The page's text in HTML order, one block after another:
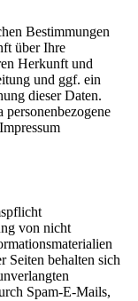
Bestimmungen
über Ihre
Herkunft und
und ggf. ein
dieser Daten.
von nicht
Seiten behalten sich
Spam-E-Mails,